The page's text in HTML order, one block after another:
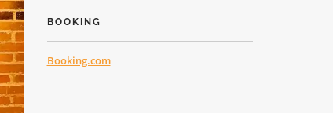
BOOKING
Booking.com